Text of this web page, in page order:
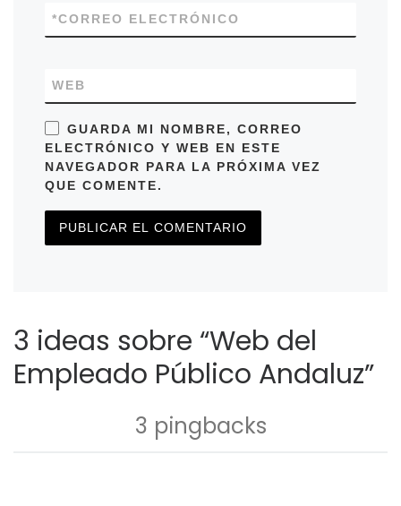
CORREO ELECTRÓNICO
*
WEB
GUARDA MI NOMBRE, CORREO
ELECTRÓNICO Y WEB EN ESTE
NAVEGADOR PARA LA PRÓXIMA VEZ
QUE COMENTE.
3 ideas sobre “Web del
Empleado Público Andaluz”
3 pingbacks